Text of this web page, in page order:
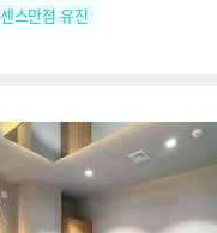
센스만점 유진